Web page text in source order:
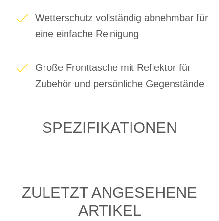
Wetterschutz vollständig abnehmbar für
eine einfache Reinigung
Große Fronttasche mit Reflektor für
Zubehör und persönliche Gegenstände
SPEZIFIKATIONEN
ZULETZT ANGESEHENE
ARTIKEL